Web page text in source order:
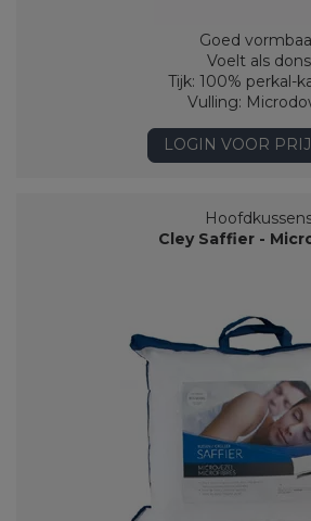
Goed
Voelt als dons
Tijk: 100% perkal-
Vulling:
LOGIN VOOR
Cley Saffier -